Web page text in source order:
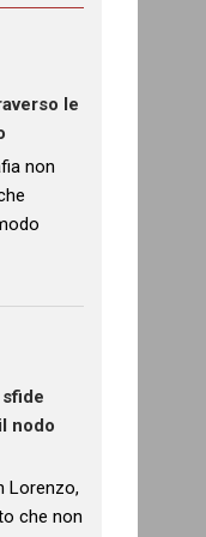
le
non
nodo
Lorenzo,
che non